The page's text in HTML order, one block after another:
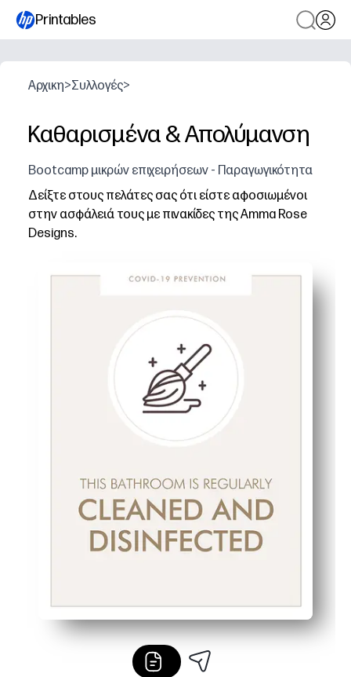
Printables
Αρχικη>Συλλογές>
Καθαρισμένα & Απολύμανση
Bootcamp μικρών επιχειρήσεων - Παραγωγικότητα
Δείξτε στους πελάτες σας ότι είστε αφοσιωμένοι
στην ασφάλειά τους με πινακίδες της Amma Rose
Designs.